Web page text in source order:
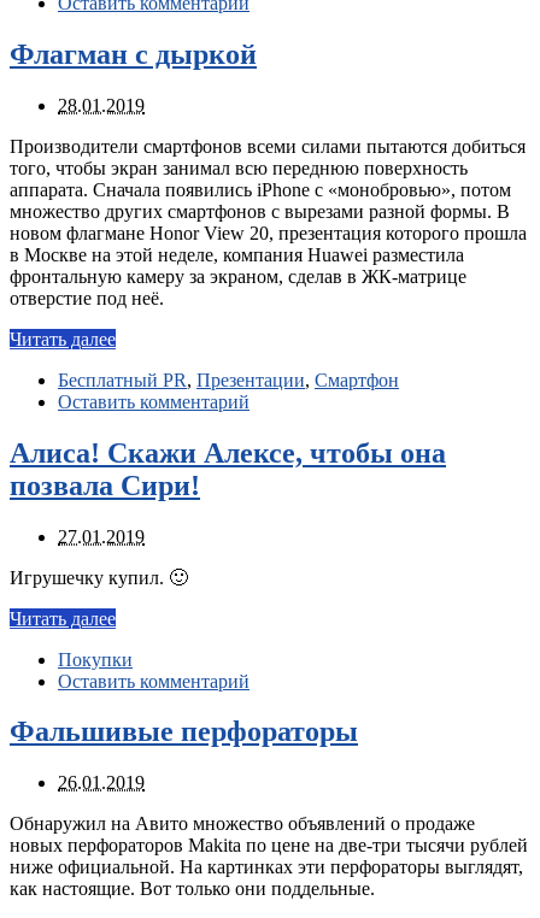
Флагман с дыркой
28.01.2019
Производители смартфонов всеми силами пытаются добиться
того, чтобы экран занимал всю переднюю поверхность
аппарата. Сначала появились iPhone с «монобровью», потом
множество других смартфонов с вырезами разной формы. В
новом флагмане Honor View 20, презентация которого прошла
в Москве на этой неделе, компания Huawei разместила
фронтальную камеру за экраном, сделав в ЖК-матрице
отверстие под неё.
Читать далее
Бесплатный PR, Презентации, Смартфон
Оставить комментарий
Алиса! Скажи Алексе, чтобы она
позвала Сири!
27.01.2019
Игрушечку купил. 🙂
Читать далее
Покупки
Оставить комментарий
Фальшивые перфораторы
26.01.2019
Обнаружил на Авито множество объявлений о продаже
новых перфораторов Makita по цене на две-три тысячи рублей
ниже официальной. На картинках эти перфораторы выглядят,
как настоящие. Вот только они поддельные.